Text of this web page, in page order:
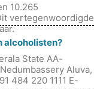
10.265
vertegenwoordigde
alcoholisten?
State AA-
Aluva,
484 220 1111 E-